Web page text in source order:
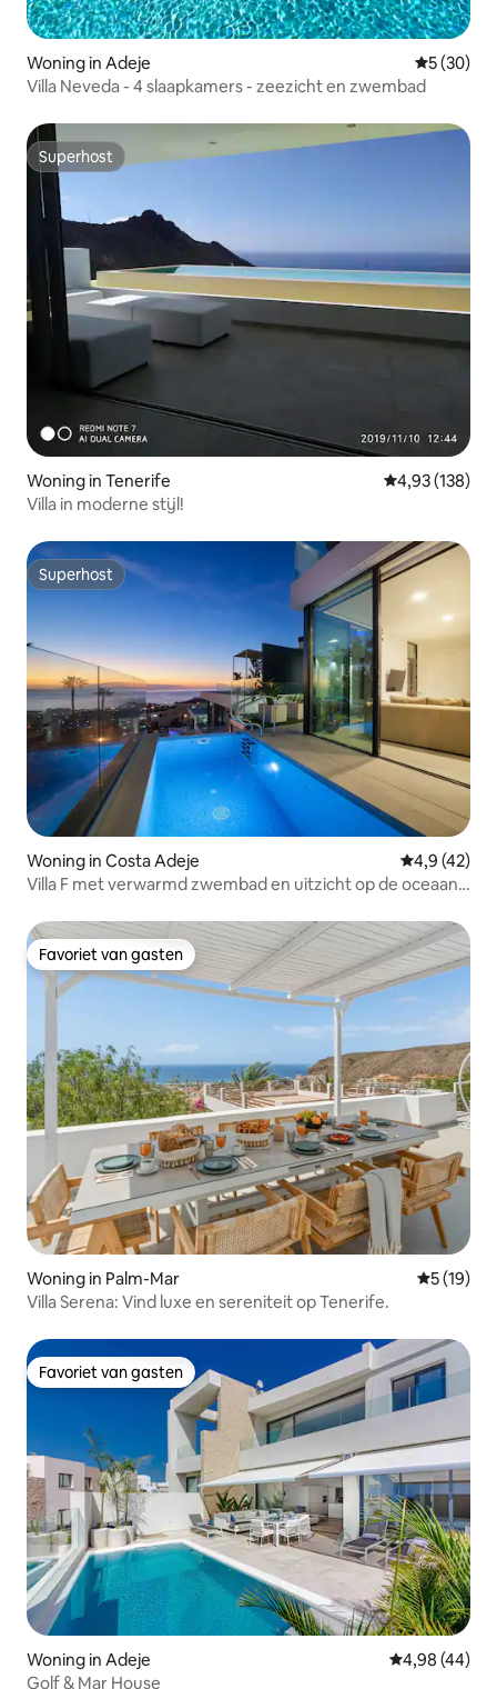
Woning in Adeje
5 (30)
Villa Neveda - 4 slaapkamers - zeezicht en zwembad
Superhost
Superhost
Woning in Tenerife Gemiddelde
4,93 (138)
Villa in moderne stijl!
Superhost
Superhost
Woning in Costa Adeje
4,9 (42)
Villa F met verwarmd zwembad en uitzicht op de oceaan –
Favoriet van gasten
Favoriet van gasten
Woning in Palm-Mar
5 (19)
Villa Serena: Vind luxe en sereniteit op Tenerife.
Favoriet van gasten
Favoriet van gasten
Woning in Adeje Gemiddelde
4,98 (44)
Golf & Mar House